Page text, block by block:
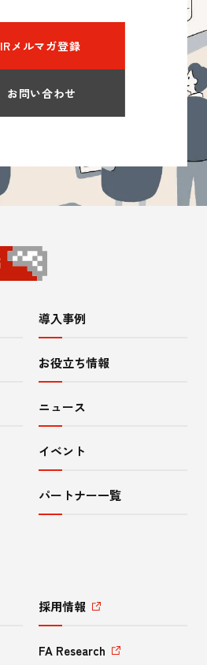
お問い合わせ
IRメルマガ登録
導入事例
お役立ち情報
ニュース
イベント
パートナー一覧
採用情報
FA Research